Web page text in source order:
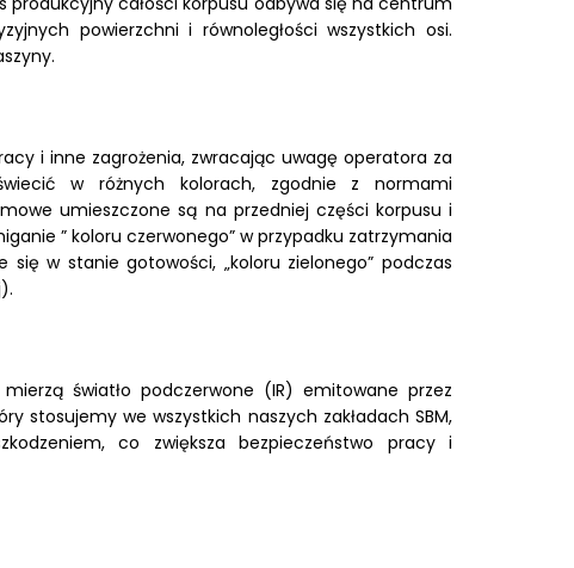
powierzchni i równoległości wszystkich osi.
i inne zagrożenia, zwracając uwagę operatora za
w różnych kolorach, zgodnie z normami
umieszczone są na przedniej części korpusu i
” koloru czerwonego” w przypadku zatrzymania
się w stanie gotowości, „koloru zielonego” podczas
światło podczerwone (IR) emitowane przez
stosujemy we wszystkich naszych zakładach SBM,
co zwiększa bezpieczeństwo pracy i